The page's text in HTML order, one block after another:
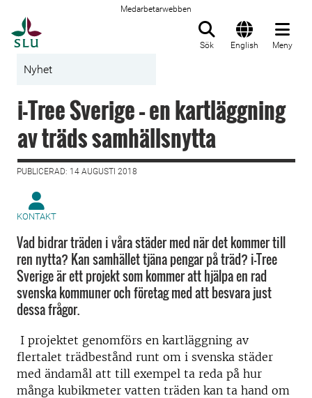
Medarbetarwebben
Sök English Meny
Nyhet
i-Tree Sverige – en kartläggning
av träds samhällsnytta
PUBLICERAD: 14 AUGUSTI 2018
KONTAKT
Vad bidrar träden i våra städer med när det kommer till
ren nytta? Kan samhället tjäna pengar på träd? i-Tree
Sverige är ett projekt som kommer att hjälpa en rad
svenska kommuner och företag med att besvara just
dessa frågor.
I projektet genomförs en kartläggning av
flertalet trädbestånd runt om i svenska städer
med ändamål att till exempel ta reda på hur
många kubikmeter vatten träden kan ta hand om